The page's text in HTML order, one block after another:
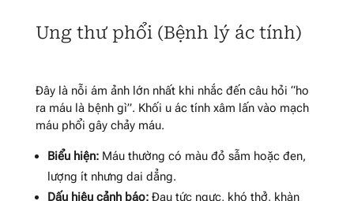
Ung thư phổi (Bệnh lý ác tính)
Đây là nỗi ám ảnh lớn nhất khi nhắc đến câu hỏi “ho
ra máu là bệnh gì”. Khối u ác tính xâm lấn vào mạch
máu phổi gây chảy máu.
Biểu hiện:Máu thường có màu đỏ sẫm hoặc đen,
lượng ít nhưng dai dẳng.
Dấu hiệu cảnh báo:Đau tức ngực, khó thở, khàn